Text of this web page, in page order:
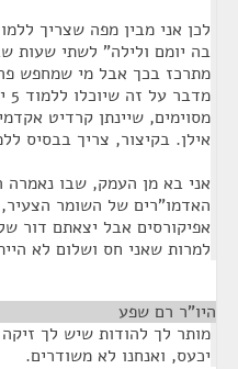
לכן אני מבין מפה שצריך
בה יומם ולילה" לשתי שעות
מתרכז בכך אבל מי שמחפש פה
מסוימים, שיינתן קרדיט
אילן. בקיצור, צריך בבסיס
אני בא מן העמק, שבו
האדמו"רים של השומר
אפיקורסים אבל יצאתם דור
למרות שאני חס ושלום לא
היו"ר רם שפע
מותר לך להודות שיש לך
יכעס, ואנחנו לא משודרים.